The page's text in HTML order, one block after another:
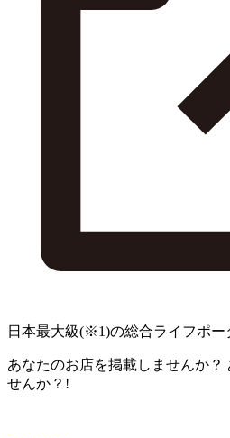
日本最大級(※1)の総合ライフポー
あなたのお店を掲載しませんか？
せんか？!